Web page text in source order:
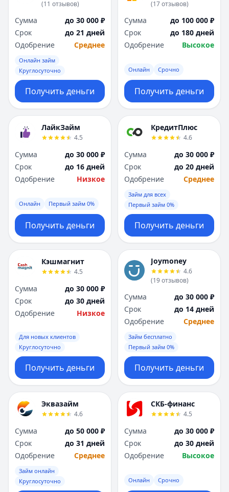
(11 отзывов)
Сумма
до 30 000 ₽
Срок
до 21 дней
Одобрение
Среднее
Онлайн займ
Круглосуточно
Получить деньги
(17отзывов)
Сумма
до 100 000 ₽
Срок
до 180 дней
Одобрение
Высокое
Онлайн Срочно
Получить деньги
ЛайкЗайм
4.5
Сумма
до 30 000 ₽
Срок
до 16 дней
Одобрение
Низкое
Онлайн Первый займ 0%
Получить деньги
КредитПлюс
4.6
Сумма
до 30 000 ₽
Срок
до 20 дней
Одобрение
Среднее
Займ для всех
Первый займ 0%
Получить деньги
Кэшмагнит
4.5
Сумма
до 30 000 ₽
Срок
до 30 дней
Одобрение
Низкое
Для новых клиентов
Круглосуточно
Получить деньги
Joymoney
4.6
(19отзывов)
Сумма
до 30 000 ₽
Срок
до 14 дней
Одобрение
Среднее
Займ бесплатно
Первый займ 0%
Получить деньги
Эквазайм
4.6
Сумма
до 50 000 ₽
Срок
до 31 дней
Одобрение
Среднее
Займ онлайн
Круглосуточно
СКБ-финанс
4.5
Сумма
до 30 000 ₽
Срок
до 30 дней
Одобрение
Высокое
Онлайн Срочно